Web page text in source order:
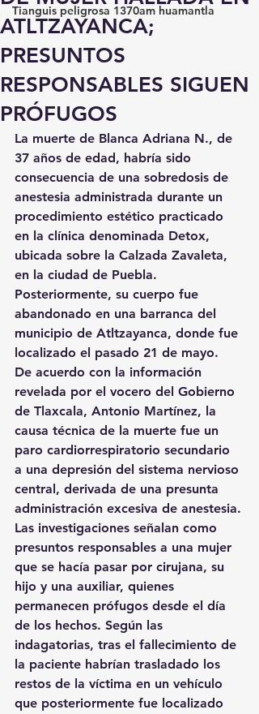
Tianguis peligrosa 1370am huamantla
ATLTZAYANCA;
PRESUNTOS
RESPONSABLES SIGUEN
PRÓFUGOS
La muerte de Blanca Adriana N., de
37 años de edad, habría sido
consecuencia de una sobredosis de
anestesia administrada durante un
procedimiento estético practicado
en la clínica denominada Detox,
ubicada sobre la Calzada Zavaleta,
en la ciudad de Puebla.
Posteriormente, su cuerpo fue
abandonado en una barranca del
municipio de Atltzayanca, donde fue
localizado el pasado 21 de mayo.
De acuerdo con la información
revelada por el vocero del Gobierno
de Tlaxcala, Antonio Martínez, la
causa técnica de la muerte fue un
paro cardiorrespiratorio secundario
a una depresión del sistema nervioso
central, derivada de una presunta
administración excesiva de anestesia.
Las investigaciones señalan como
presuntos responsables a una mujer
que se hacía pasar por cirujana, su
hijo y una auxiliar, quienes
permanecen prófugos desde el día
de los hechos. Según las
indagatorias, tras el fallecimiento de
la paciente habrían trasladado los
restos de la víctima en un vehículo
que posteriormente fue localizado